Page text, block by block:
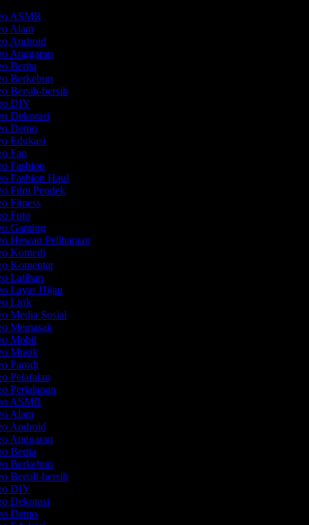
ASMR
Alam
Android
Anggaran
Berita
Berkebun
Bersih-bersih
DIY
Dekorasi
Demo
Edukasi
Fan
Fashion
Fashion Haul
Film Pendek
Fitness
Foto
Gaming
Hewan Peliharaan
Komedi
Komentar
Latihan
Layar Hijau
Lirik
Media Sosial
Memasak
Mobil
Musik
Parodi
Pelafalan
Perjalanan
ASMR
Alam
Android
Anggaran
Berita
Berkebun
Bersih-bersih
DIY
Dekorasi
Demo